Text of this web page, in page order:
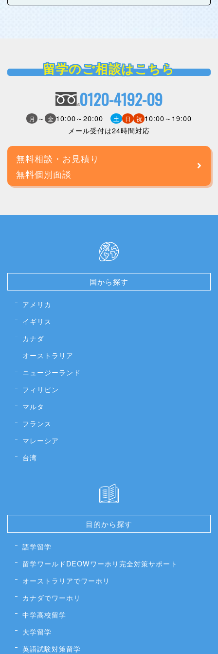
留学のご相談はこちら
0120-4192-09
月 ～ 金 10:00～20:00 土 日 祝 10:00～19:00
メール受付は24時間対応
無料相談・お見積り
無料個別面談
国から探す
アメリカ
イギリス
カナダ
オーストラリア
ニュージーランド
フィリピン
マルタ
フランス
マレーシア
台湾
目的から探す
語学留学
留学ワールドDEOWワーホリ完全対策サポート
オーストラリアでワーホリ
カナダでワーホリ
中学高校留学
大学留学
英語試験対策留学